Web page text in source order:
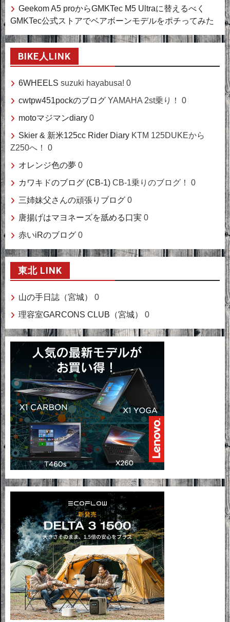
Geekom A5 proからGMKTec M5 Ultraに替えるべく
GMKTec公式ストアでベアボーンモデルをポチってみた
BIKE人LINK
6WHEELS suzuki hayabusa! 0
cwtpw451pockのブログ YAMAHA 2st乗り！ 0
motoマジマンdiary 0
Skier & 新米125cc Rider Diary KTM 125DUKEから
Z250へ！ 0
オレンジ色の夢 0
カワキドのブログ (CB-1) CB-1乗りのブログ！ 0
三姉妹父さんの頑張りブログ 0
唐揚げはマヨネーズを舐める口実 0
赤いiRのブログ 0
東北 LINK
山の手日誌（宮城）
0
理容室GARCONS CLUB（宮城）
0